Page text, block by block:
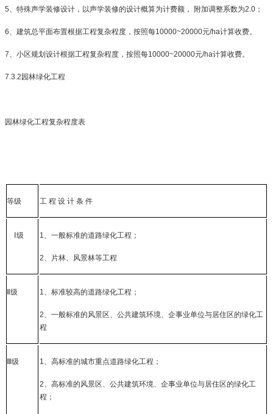
5 、特殊声学装修设计，以声学装修的设计概算为计费额， 附加调整系数为2.0 ；
6 、建筑总平面布置根据工程复杂程度，按照每10000~20000元/ha计算收费。
7 、小区规划设计根据工程复杂程度，按照每10000~20000元/ha计算收费。
7.3.2园林绿化工程
园林绿化工程复杂程度表
等级 工 程 设 计 条 件
Ⅰ级 1 、一般标准的道路绿化工程；
2 、片林、风景林等工程
Ⅱ级 1 、标准较高的道路绿化工程；
2 、一般标准的风景区、公共建筑环境、企事业单位与居住区的绿化工
程
Ⅲ级 1 、高标准的城市重点道路绿化工程；
2 、高标准的风景区、公共建筑环境、企事业单位与居住区的绿化工
程；